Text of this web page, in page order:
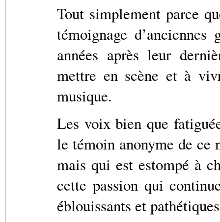
Tout simplement parce
témoignage
années après leur
mettre en scène et à
musique.
Les voix bien que
le témoin anonyme de ce
mais qui est estompé à
cette passion qui
éblouissants et